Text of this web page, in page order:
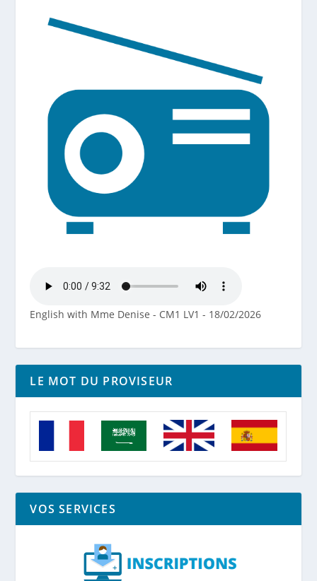
English with Mme Denise - CM1 LV1 - 18/02/2026
LE MOT DU PROVISEUR
VOS SERVICES